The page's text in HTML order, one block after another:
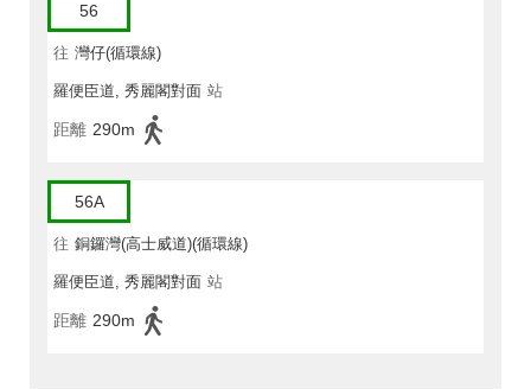
56
往 灣仔(循環線)
羅便臣道, 秀麗閣對面 站
距離 290m
56A
往 銅鑼灣(高士威道)(循環線)
羅便臣道, 秀麗閣對面 站
距離 290m